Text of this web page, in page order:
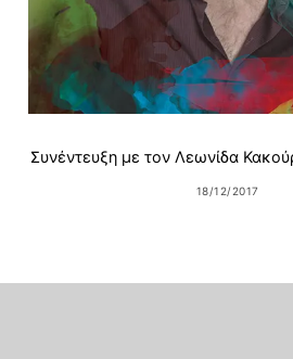
Συνέντευξη με τον Λεωνίδα
18/12/2017